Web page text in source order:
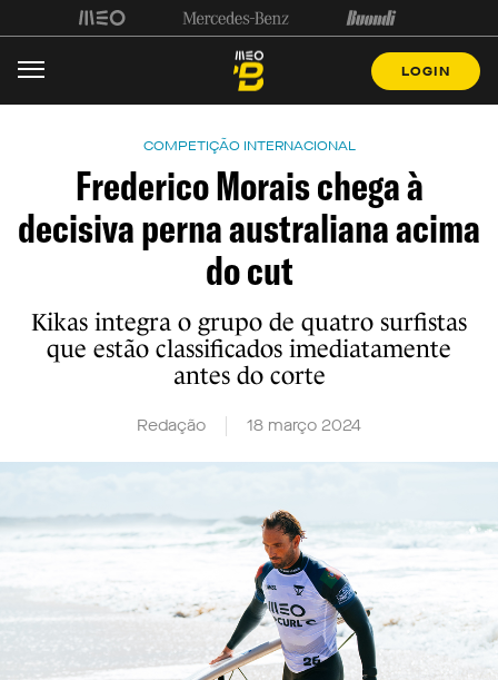
LOGIN
COMPETIÇÃO INTERNACIONAL
Frederico Morais chega à
decisiva perna australiana acima
do cut
Kikas integra o grupo de quatro surfistas
que estão classificados imediatamente
antes do corte
Redação 18 março 2024